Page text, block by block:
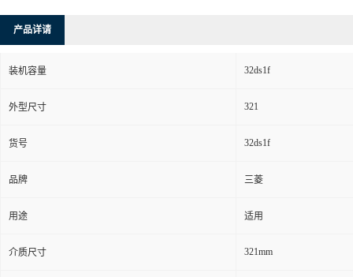
产品详请
装机容量 32ds1f
外型尺寸 321
货号 32ds1f
品牌 三菱
用途 适用
介质尺寸 321mm